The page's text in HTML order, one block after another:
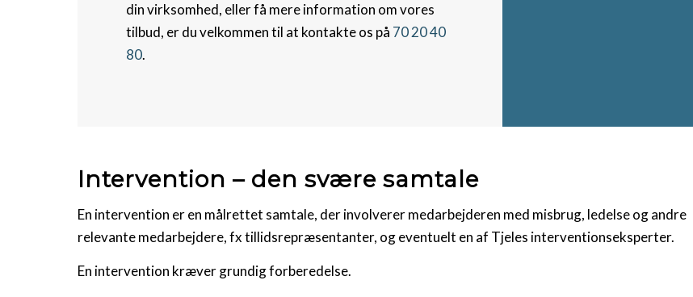
din virksomhed, eller få mere information om vores
tilbud, er du velkommen til at kontakte os på 70 20 40
80.
Intervention – den svære samtale
En intervention er en målrettet samtale, der involverer medarbejderen med misbrug, ledelse og andre
relevante medarbejdere, fx tillidsrepræsentanter, og eventuelt en af Tjeles interventionseksperter.
En intervention kræver grundig forberedelse.